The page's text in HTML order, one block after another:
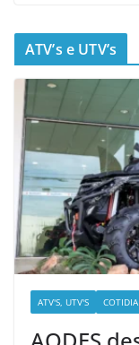
ATV’s e UTV’s
ATV'S, UTV'S